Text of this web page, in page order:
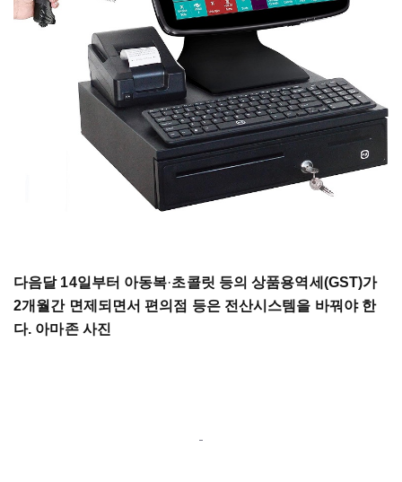
다음달 14일부터 아동복·초콜릿 등의 상품용역세(GST)가
2개월간 면제되면서 편의점 등은 전산시스템을 바꿔야 한
다. 아마존 사진